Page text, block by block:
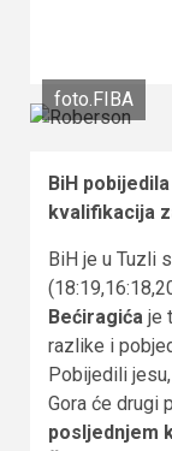
foto.FIBA
BiH
kvalifikacija
BiH je u Tuzli
Bećiragića je
razlike i
Pobijedili
Gora će drugi
posljednjem